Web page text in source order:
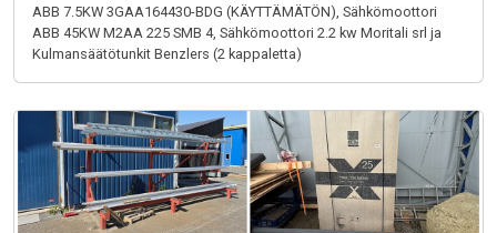
ABB 7.5KW 3GAA164430-BDG (KÄYTTÄMÄTÖN), Sähkömoottori
ABB 45KW M2AA 225 SMB 4, Sähkömoottori 2.2 kw Moritali srl ja
Kulmansäätötunkit Benzlers (2 kappaletta)